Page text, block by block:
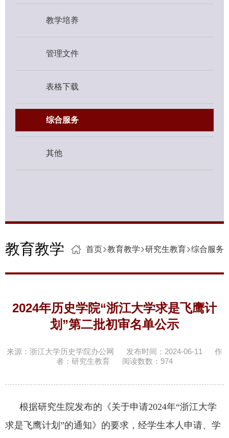
教学培养
管理文件
表格下载
综合服务
其他
教育教学 首页 教育教学 研究生教育 综合服务
2024年历史学院“浙江大学求是飞鹰计
划”第二批初审名单公示
来源：浙江大学历史学院办公网 发布时间：2024-06-11
作
者：研究生教育
阅读数数： 974
根据研究生院发布的《关于申请2024年“浙江大学
求是飞鹰计划”的通知》的要求，经学生本人申请、学